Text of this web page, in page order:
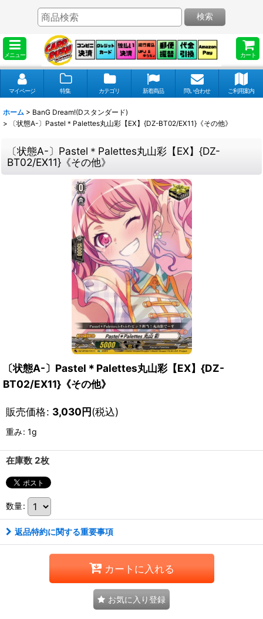
メニュー カート
検索
マイページ 特集 カテゴリ 新着商品 問い合わせ ご利用案内
ホーム > BanG Dream!(Dスタンダード)
>
〔状態A-〕Pastel＊Palettes丸山彩【EX】{DZ-BT02/EX11}《その他》
〔状態A-〕Pastel＊Palettes丸山彩【EX】{DZ-
BT02/EX11}《その他》
〔状態A-〕Pastel＊Palettes丸山彩【EX】{DZ-
BT02/EX11}《その他》
販売価格: 3,030円(税込)
重み: 1g
在庫数 2枚
数量:
返品特約に関する重要事項
カートに入れる
お気に入り登録